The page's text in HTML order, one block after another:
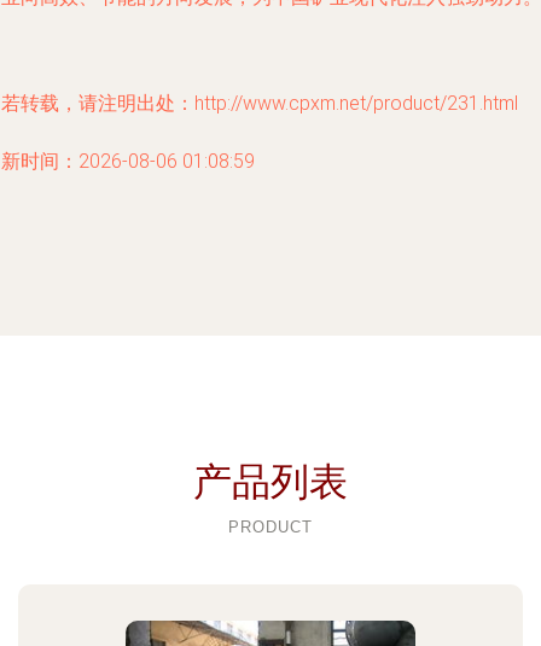
转载，请注明出处：http://www.cpxm.net/product/231.html
时间：2026-08-06 01:08:59
产品列表
PRODUCT